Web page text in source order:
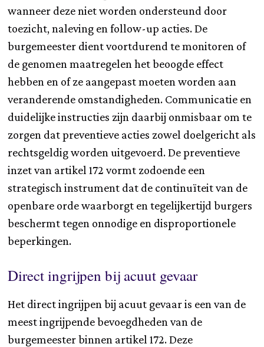
wanneer deze niet worden ondersteund door
toezicht, naleving en follow-up acties. De
burgemeester dient voortdurend te monitoren of
de genomen maatregelen het beoogde effect
hebben en of ze aangepast moeten worden aan
veranderende omstandigheden. Communicatie en
duidelijke instructies zijn daarbij onmisbaar om te
zorgen dat preventieve acties zowel doelgericht als
rechtsgeldig worden uitgevoerd. De preventieve
inzet van artikel 172 vormt zodoende een
strategisch instrument dat de continuïteit van de
openbare orde waarborgt en tegelijkertijd burgers
beschermt tegen onnodige en disproportionele
beperkingen.
Direct ingrijpen bij acuut gevaar
Het direct ingrijpen bij acuut gevaar is een van de
meest ingrijpende bevoegdheden van de
burgemeester binnen artikel 172. Deze